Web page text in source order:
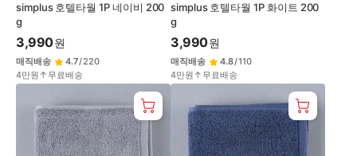
simplus 호텔타월 1P 네이비 200
g
3,990원
매직배송 4.7/220
4만원↑무료배송
simplus 호텔타월 1P 화이트 200
g
3,990원
매직배송 4.8/110
4만원↑무료배송